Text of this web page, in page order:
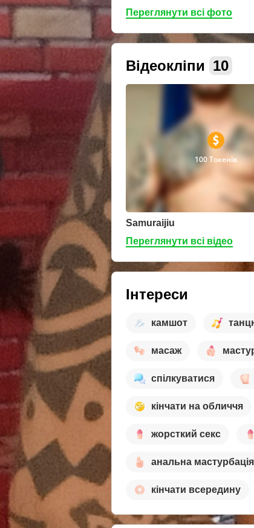
Переглянути всі фото
Відеокліпи 10
100 Токенів
Samuraijiu
Переглянути всі відео
Інтереси
камшот
масаж
спілкуватися
кінчати на обличчя
жорсткий секс
анальна мастурбація
кінчати всередину